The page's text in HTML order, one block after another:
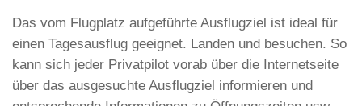
Das vom Flugplatz aufgeführte Ausflugziel ist ideal für
einen Tagesausflug geeignet. Landen und besuchen. So
kann sich jeder Privatpilot vorab über die Internetseite
über das ausgesuchte Ausflugziel informieren und